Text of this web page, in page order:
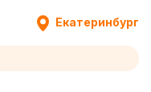
Екатеринбург